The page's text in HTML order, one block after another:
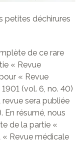
petites déchirures
de ce rare
« Revue
« Revue
(vol. 6, no. 40)
sera publiée
En résumé, nous
de la partie «
« Revue médicale